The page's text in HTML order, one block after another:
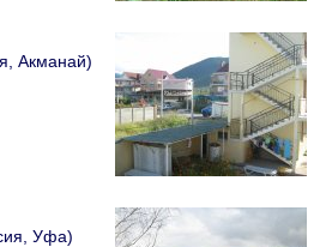
Акманай)
Уфа)